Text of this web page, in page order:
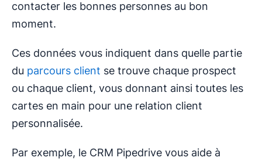
contacter les bonnes personnes au bon
moment.
Ces données vous indiquent dans quelle partie
du parcours client se trouve chaque prospect
ou chaque client, vous donnant ainsi toutes les
cartes en main pour une relation client
personnalisée.
Par exemple, le CRM Pipedrive vous aide à